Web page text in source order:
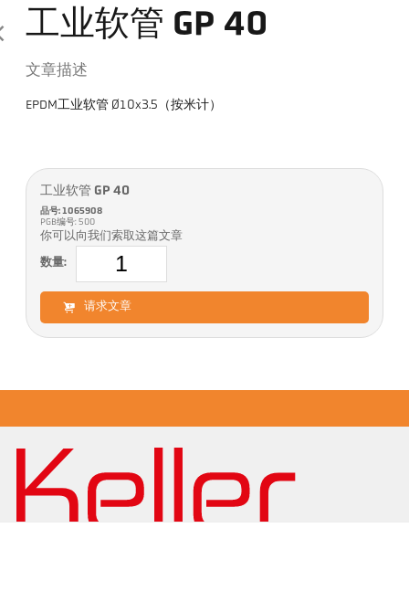
工业软管 GP 40
文章描述
EPDM工业软管 Ø10x3.5（按米计）
工业软管 GP 40
品号: 1065908
PGB编号: 500
你可以向我们索取这篇文章
数量:
请求文章